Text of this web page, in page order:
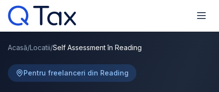
Acasă/Locatii/Self Assessment în Reading
Pentru freelanceri din Reading